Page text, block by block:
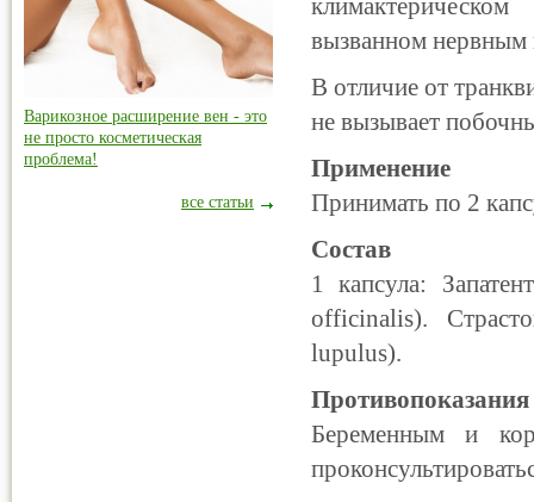
вызванном
В отличие от
не вызывает
Применение
Принимать по 2
Состав
1 капсула:
officinalis).
lupulus).
Противопоказания
Беременным и
Варикозное расширение вен - это
не просто косметическая
проблема!
все статьи